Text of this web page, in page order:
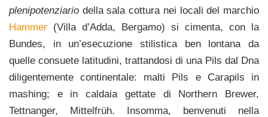
plenipotenziario della sala cottura nei locali del marchio
Hammer (Villa d’Adda, Bergamo) si cimenta, con la
Bundes, in un’esecuzione stilistica ben lontana da
quelle consuete latitudini, trattandosi di una Pils dal Dna
diligentemente continentale: malti Pils e Carapils in
mashing; e in caldaia gettate di Northern Brewer,
Tettnanger, Mittelfrüh. Insomma, benvenuti nella